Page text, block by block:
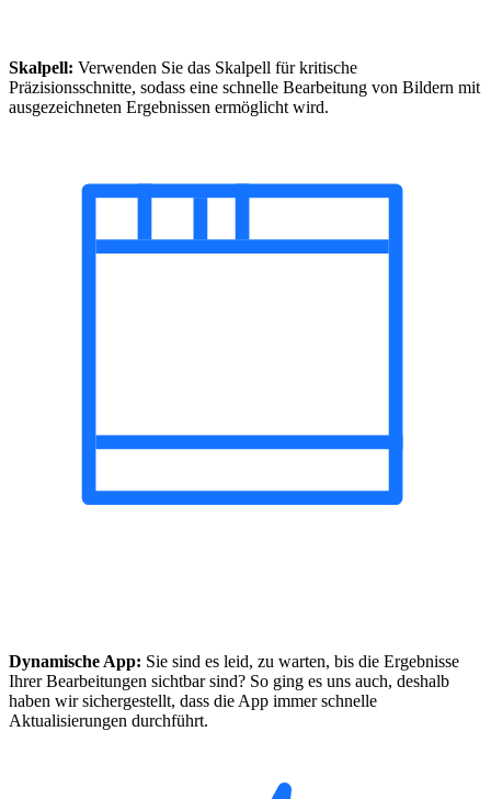
Skalpell: Verwenden Sie das Skalpell für kritische
Präzisionsschnitte, sodass eine schnelle Bearbeitung von Bildern mit
ausgezeichneten Ergebnissen ermöglicht wird.
Dynamische App: Sie sind es leid, zu warten, bis die Ergebnisse
Ihrer Bearbeitungen sichtbar sind? So ging es uns auch, deshalb
haben wir sichergestellt, dass die App immer schnelle
Aktualisierungen durchführt.